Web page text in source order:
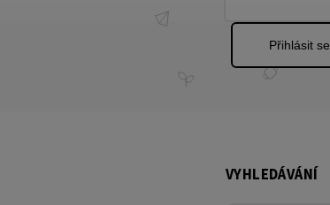
Přihlásit se
VYHLEDÁVÁNÍ